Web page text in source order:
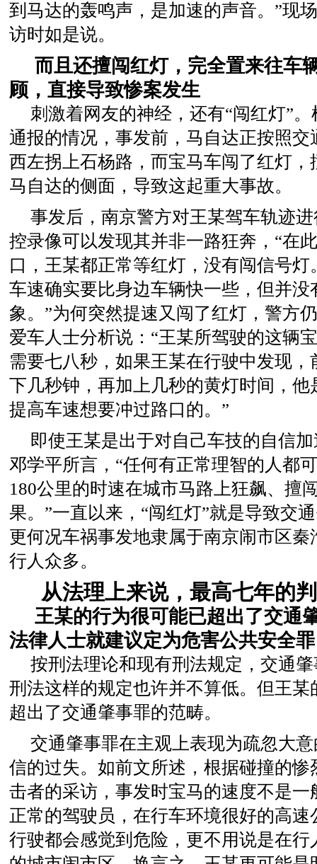
到马达的轰鸣声，是加速的声音。”现
访时如是说。
而且还擅闯红灯，完全置来往车
顾，直接导致惨案发生
刺激着网友的神经，还有“闯红灯”
通报的情况，事发前，马自达正按照交
西左拐上石杨路，而宝马车闯了红灯，
马自达的侧面，导致这起重大事故。
事发后，南京警方对王某驾车轨迹
控录像可以发现其并非一路狂奔，“在
口，王某都正常等红灯，没有闯信号灯
车速确实要比身边车辆快一些，但并没
象。”为何突然提速又闯了红灯，警方
爱车人士分析说：“王某所驾驶的这辆
需要七八秒，如果王某在行驶中发现，
下几秒钟，再加上几秒的黄灯时间，他
提高车速想要冲过路口的。”
即使王某是出于对自己车技的自信
邓学平所言，“任何有正常理智的人都
180公里的时速在城市马路上狂飙、擅
果。”一直以来，“闯红灯”就是导致交
更何况车祸事发地隶属于南京闹市区秦
行人众多。
从法理上来说，最高七年的
王某的行为很可能已超出了交通
法律人士就建议定为危害公共安全罪
按刑法理论和现有刑法规定，交通
刑法这样的规定也许并不算低。但王某
超出了交通肇事罪的范畴。
交通肇事罪在主观上表现为疏忽大
信的过失。如前文所述，根据碰撞的惨
击者的采访，事发时宝马的速度不是一
正常的驾驶员，在行车环境很好的高速
行驶都会感觉到危险，更不用说是在行